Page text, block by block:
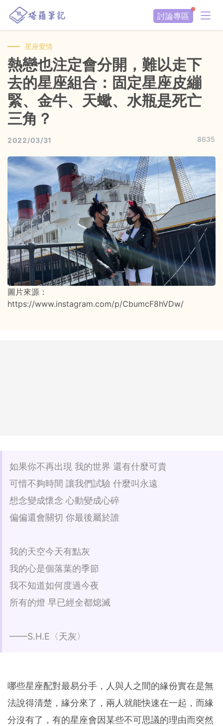
討論專區
星座愛情
熱戀也注定會分開，難以走下
去的星座組合：固定星座皮繃
緊、金牛、天蠍、水瓶是死亡
三角？
2022/03/31 8635
圖片來源：
https://www.instagram.com/p/CbumcF8hVDw/
如果你不再出現 我的世界 還有什麼可貴
可惜不夠時間 讓我們試驗 什麼叫永遠
想念變成懷念 心動變成心碎
偏偏還會關切 你最後屬於誰
我的天空今天有點灰
我的心是個落葉的季節
我不知道如何度過今夜
所有的燈 早已經全都熄滅
——S.H.E〈天灰〉
哪些星座配對最易分手，人與人之間的緣份實在是無
法說得清楚，緣分來了，兩人就能快速在一起，而緣
分沒有了，有的星座會因某些不可思議的理由而突然